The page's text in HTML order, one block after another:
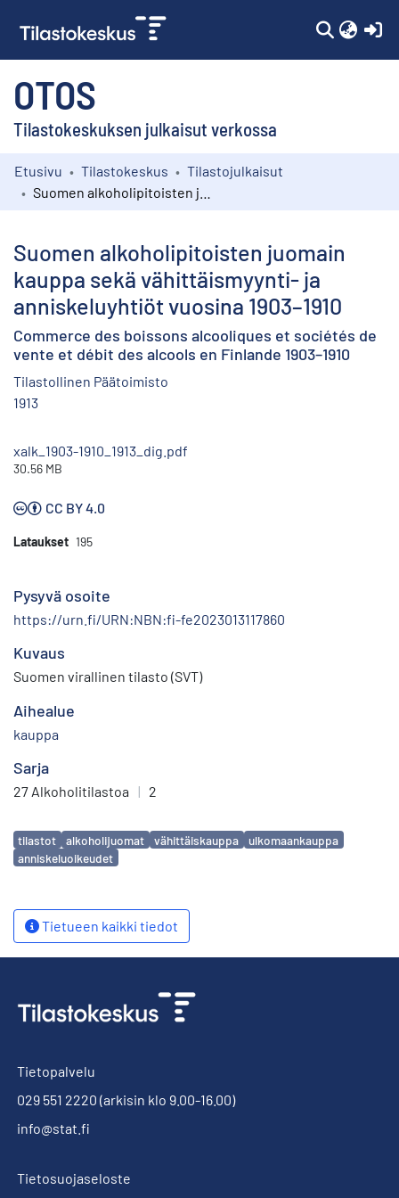
OTOS
Tilastokeskuksen julkaisut verkossa
Kokoelmat
Etusivu Tilastokeskus
Tilastojulkaisut
Suomen alkoholipitoisten juomain
kauppa sekä vähittäismyynti- ja
anniskeluyhtiöt vuosina 1903–1910
Commerce des boissons alcooliques et sociétés de
vente et débit des alcools en Finlande 1903–1910
Tilastollinen Päätoimisto
1913
xalk_1903-1910_1913_dig.pdf
30.56 MB
CC BY 4.0
Lataukset 195
Pysyvä osoite
https://urn.fi/URN:NBN:fi-fe2023013117860
Kuvaus
Suomen virallinen tilasto (SVT)
Aihealue
kauppa
Sarja
27 Alkoholitilastoa | 2
Avainsanat
tilastot alkoholijuomat vähittäiskauppa
ulkomaankauppa
anniskeluoikeudet
Tietueen kaikki tiedot
Tietopalvelu
029 551 2220 (arkisin klo 9.00-16.00)
info@stat.fi
Tietosuojaseloste